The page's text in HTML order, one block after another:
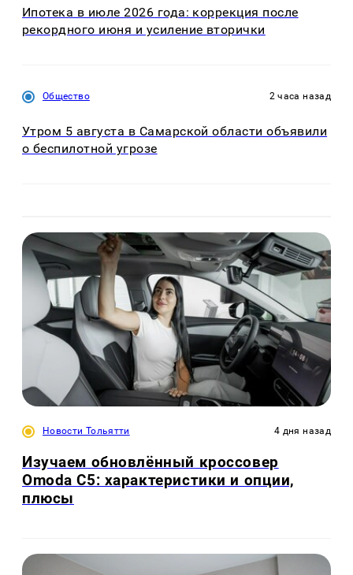
Ипотека в июле 2026 года: коррекция после
рекордного июня и усиление вторички
Общество 2 часа назад
Утром 5 августа в Самарской области объявили
о беспилотной угрозе
Новости Тольятти 4 дня назад
Изучаем обновлённый кроссовер
Omoda C5: характеристики и опции,
плюсы